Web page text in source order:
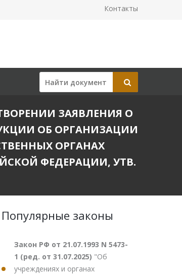
Контакты
ЗАЯВЛЕНИЯ О
ОБ ОРГАНИЗАЦИИ
ОРГАНАХ
ФЕДЕРАЦИИ, УТВ.
Популярные законы
Закон РФ от 21.07.1993 N 5473-
1 (ред. от 31.07.2025) "Об
учреждениях и органах